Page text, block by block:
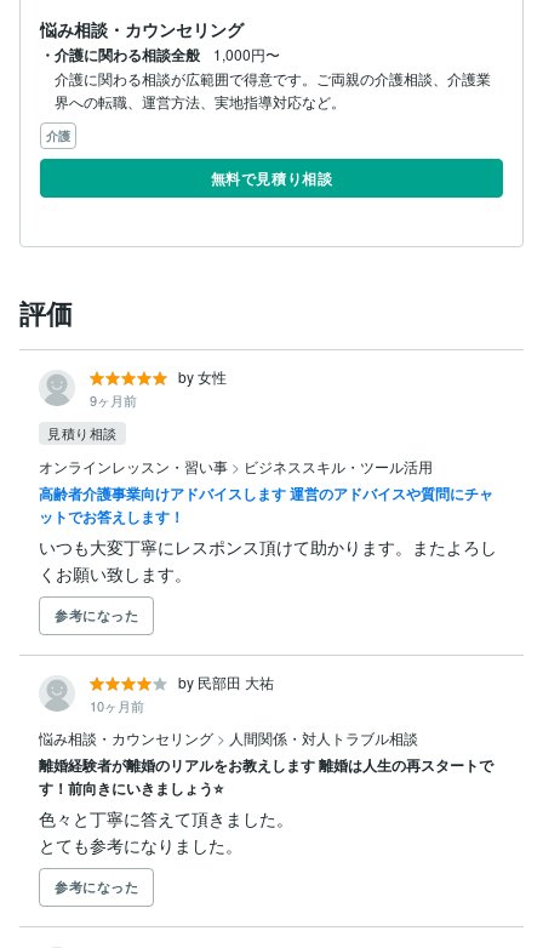
悩み相談・カウンセリング
・介護に関わる相談全般
1,000円〜
介護に関わる相談が広範囲で得意です。ご両親の介護相談、介護業
界への転職、運営方法、実地指導対応など。
介護
無料で見積り相談
評価
by 女性
9ヶ月前
見積り相談
オンラインレッスン・習い事 > ビジネススキル・ツール活用
高齢者介護事業向けアドバイスします 運営のアドバイスや質問にチャ
ットでお答えします！
いつも大変丁寧にレスポンス頂けて助かります。またよろし
くお願い致します。
参考になった
by 民部田 大祐
10ヶ月前
悩み相談・カウンセリング > 人間関係・対人トラブル相談
離婚経験者が離婚のリアルをお教えします 離婚は人生の再スタートで
す！前向きにいきましょう⭐️
色々と丁寧に答えて頂きました。
とても参考になりました。
参考になった